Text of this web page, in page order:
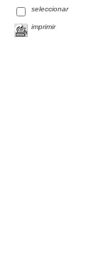
seleccionar
imprimir